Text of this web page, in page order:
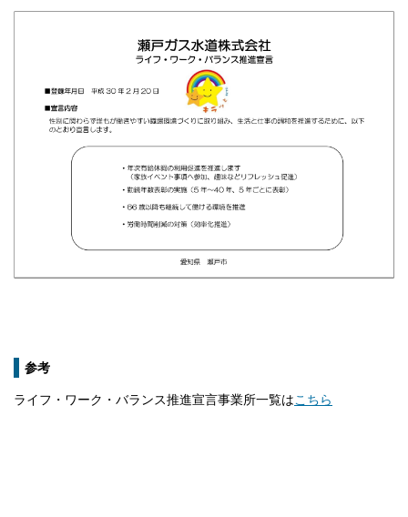
参考
ライフ・ワーク・バランス推進宣言事業所一覧はこちら